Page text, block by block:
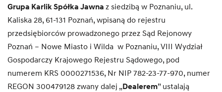
Grupa Karlik Spółka Jawna z siedzibą w Poznaniu, ul.
Kaliska 28, 61-131 Poznań,wpisaną do rejestru
przedsiębiorców prowadzonego przez Sąd Rejonowy
Poznań – Nowe Miasto i Wilda w Poznaniu, VIII Wydział
Gospodarczy Krajowego Rejestru Sądowego, pod
numerem KRS 0000271536, Nr NIP 782-23-77-970, numer
REGON 300479128 zwany dalej „Dealerem” ustalają